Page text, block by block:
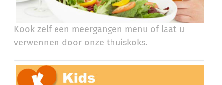
Kook zelf een meergangen menu of laat u
verwennen door onze thuiskoks.